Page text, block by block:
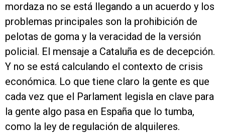
mordaza no se está llegando a un acuerdo y los
problemas principales son la prohibición de
pelotas de goma y la veracidad de la versión
policial. El mensaje a Cataluña es de decepción.
Y no se está calculando el contexto de crisis
económica. Lo que tiene claro la gente es que
cada vez que el Parlament legisla en clave para
la gente algo pasa en España que lo tumba,
como la ley de regulación de alquileres.